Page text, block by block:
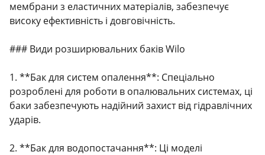
мембрани з еластичних матеріалів, забезпечує
високу ефективність і довговічність.
### Види розширювальних баків Wilo
1. **Бак для систем опалення**: Спеціально
розроблені для роботи в опалювальних системах, ці
баки забезпечують надійний захист від гідравлічних
ударів.
2. **Бак для водопостачання**: Ці моделі